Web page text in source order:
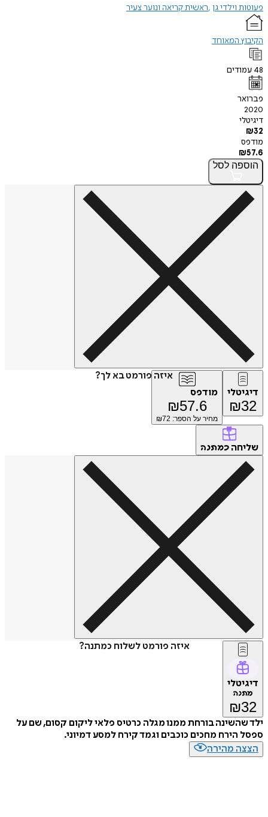
פעוטות וילדי גן ראשית קריאה ונוער צעיר
הקיבוץ המאוחד
48 עמודים
פברואר
2020
דיגיטלי
₪32
מודפס
₪57.6
הוספה לסל
איזה פורמט בא לך?
דיגיטלי
₪32
מודפס
₪57.6
מחיר על הספר: ₪ 72
שליחה כמתנה
איזה פורמט לשלוח כמתנה?
דיגיטלי
מתנה
₪32
ילד שהשינה בורחת ממנו מגלה כרטיס פלאי ליקום קסום, שם על
ספסל הירח מחכים כוכבים וגמד קירח למסע דמיוני.
הצצה מהירה